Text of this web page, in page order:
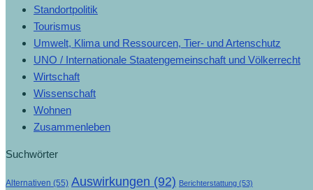
Standortpolitik
Tourismus
Umwelt, Klima und Ressourcen, Tier- und Artenschutz
UNO / Internationale Staatengemeinschaft und Völkerrecht
Wirtschaft
Wissenschaft
Wohnen
Zusammenleben
Suchwörter
Alternativen (55) Auswirkungen (92) Berichterstattung (53)